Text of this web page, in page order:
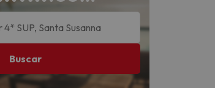
Buscar